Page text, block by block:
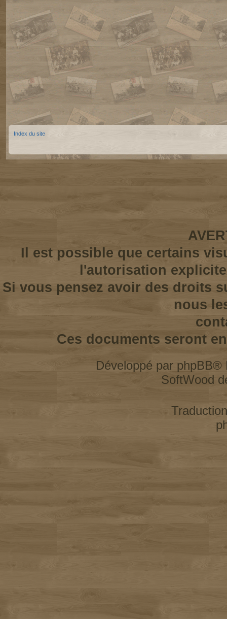
Index du site
Il est possible que certains
l'autorisation
Si vous pensez avoir des droits
nous
Ces documents seront
Développé par phpBB®
SoftWood